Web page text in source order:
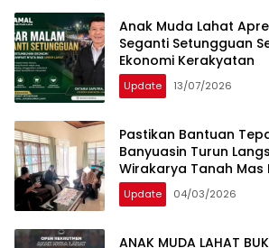
Anak Muda Lahat
Seganti Setungguan
Ekonomi Kerakyatan
Update 13/07/2026
Pastikan Bantuan
Banyuasin Turun
Wirakarya Tanah Mas
Update 04/03/2026
ANAK MUDA LAHAT